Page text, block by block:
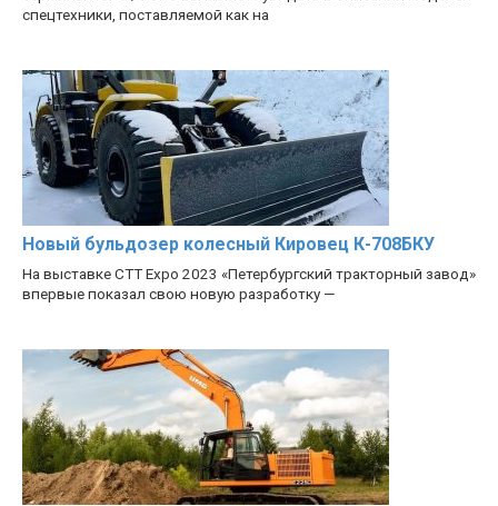
спецтехники, поставляемой как на
Новый бульдозер колесный Кировец К-708БКУ
На выставке CTT Expo 2023 «Петербургский тракторный завод»
впервые показал свою новую разработку —